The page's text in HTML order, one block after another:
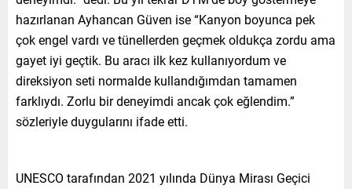
hazırlanan Ayhancan Güven ise “Kanyon boyunca pek
çok engel vardı ve tünellerden geçmek oldukça zordu ama
gayet iyi geçtik. Bu aracı ilk kez kullanıyordum ve
direksiyon seti normalde kullandığımdan tamamen
farklıydı. Zorlu bir deneyimdi ancak çok eğlendim.”
sözleriyle duygularını ifade etti.
UNESCO tarafından 2021 yılında Dünya Mirası Geçici